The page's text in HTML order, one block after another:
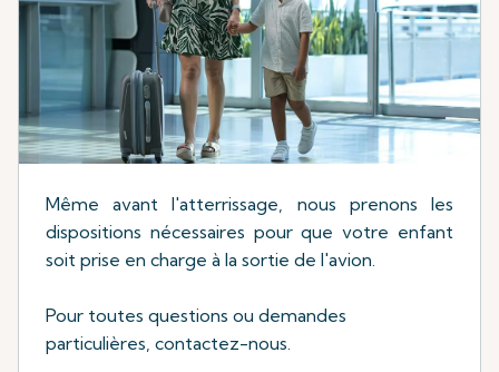
Même avant l'atterrissage, nous prenons les
dispositions nécessaires pour que votre enfant
soit prise en charge à la sortie de l'avion.
Pour toutes questions ou demandes
particulières, contactez-nous.